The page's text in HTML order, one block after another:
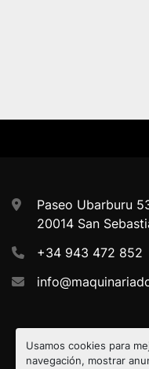
Usamos cookies para
navegación, mostrar
Paseo Ubarburu
20014 San
+34 943 472 852